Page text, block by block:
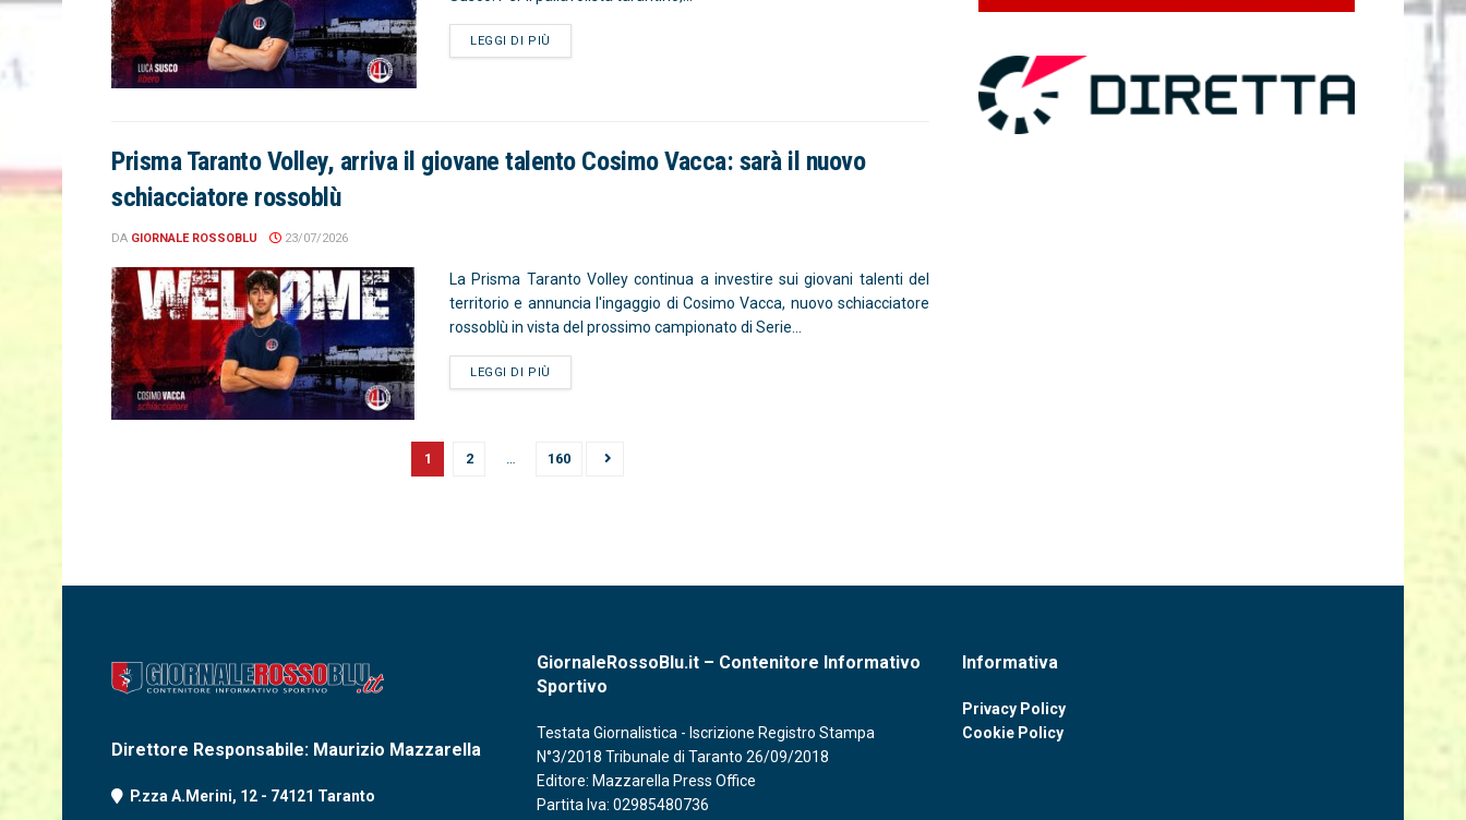
LEGGI DI PIÙ
Prisma Taranto Volley, arriva il giovane talento Cosimo Vacca: sarà il nuovo
schiacciatore rossoblù
DA GIORNALE ROSSOBLU 23/07/2026
La Prisma Taranto Volley continua a investire sui giovani talenti del
territorio e annuncia l'ingaggio di Cosimo Vacca, nuovo schiacciatore
rossoblù in vista del prossimo campionato di Serie...
LEGGI DI PIÙ
1 2 … 160
Direttore Responsabile: Maurizio Mazzarella
P.zza A.Merini, 12 - 74121 Taranto
GiornaleRossoBlu.it – Contenitore Informativo
Sportivo
Testata Giornalistica - Iscrizione Registro Stampa
N°3/2018 Tribunale di Taranto 26/09/2018
Editore: Mazzarella Press Office
Partita Iva: 02985480736
Informativa
Privacy Policy
Cookie Policy